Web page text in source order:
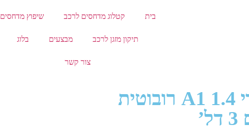
בית קטלוג מדחסים לרכב שיפוץ מדחסים
תיקון מזגן לרכב מבצעים בלוג
צור קשר
מדחס מזגן אודי A1 1.4 רובוטית